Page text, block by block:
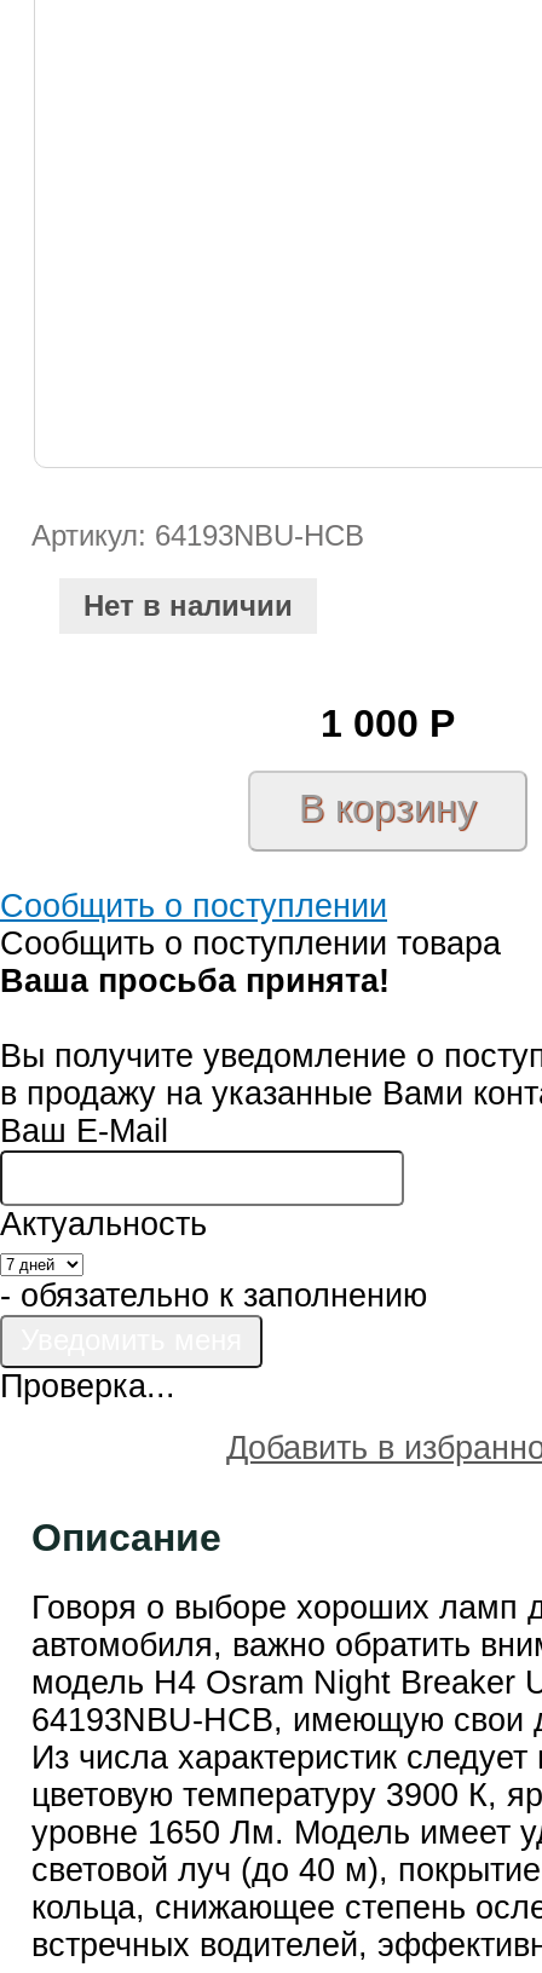
Артикул: 64193NBU-HCB
Нет в наличии
1 000 Р
Сообщить о поступлении
Сообщить о поступлении товара
Ваша просьба принята!
Вы получите уведомление о
в продажу на указанные Вами
Ваш E-Mail
Актуальность
- обязательно к заполнению
Проверка...
Добавить в
Описание
Говоря о выборе хороших ламп
автомобиля, важно обратить
модель H4 Osram Night Breaker
64193NBU-HCB, имеющую свои
Из числа характеристик
цветовую температуру 3900 К,
уровне 1650 Лм. Модель имеет
световой луч (до 40 м),
кольца, снижающее степень
встречных водителей,